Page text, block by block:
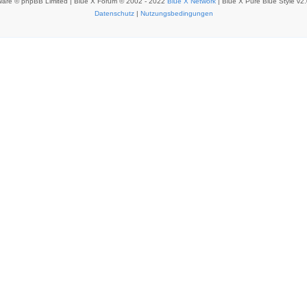
Datenschutz| Nutzungsbedingungen